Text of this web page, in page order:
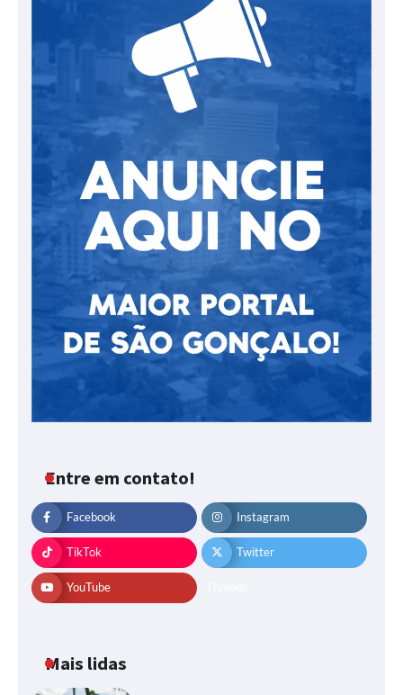
Entre em contato!
Facebook Instagram
TikTok Twitter
YouTube
Mais lidas